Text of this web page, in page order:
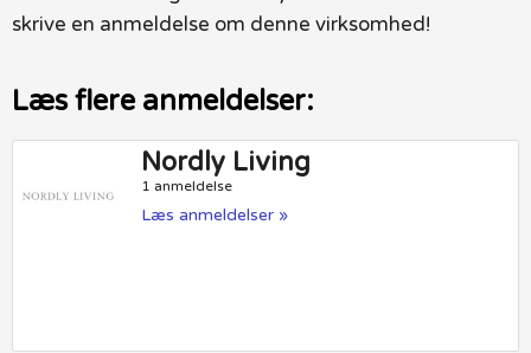
skrive en anmeldelse om denne virksomhed!
Læs flere anmeldelser:
Nordly Living
1 anmeldelse
Læs anmeldelser »